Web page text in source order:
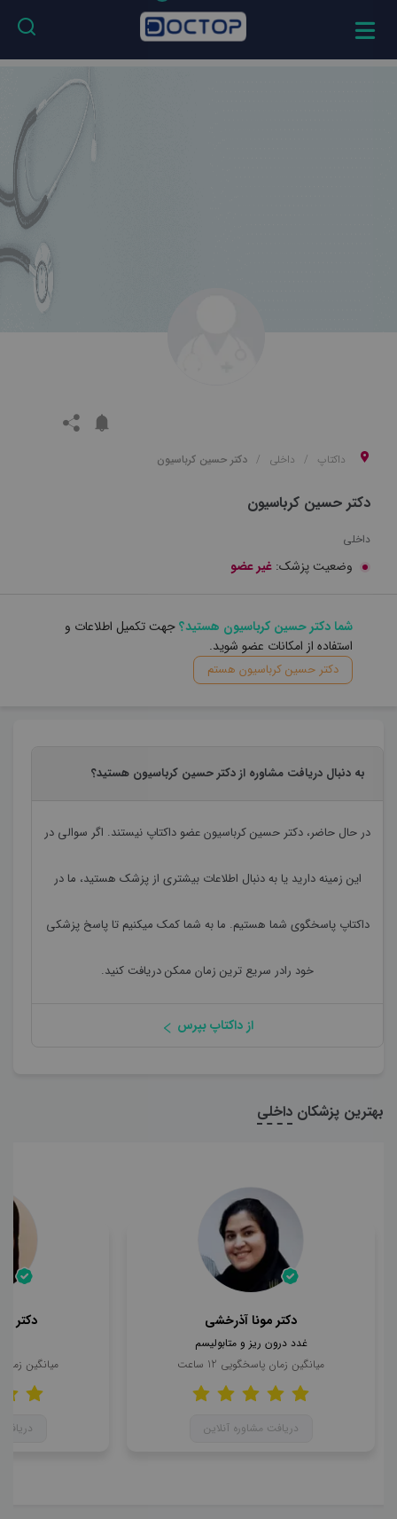
داکتاپ داخلی دکتر حسین کرباسیون
دکتر حسین کرباسیون
داخلی
وضعیت پزشک: غیر عضو
شما دکتر حسین کرباسیون هستید؟جهت تکمیل اطلاعات و
استفاده از امکانات عضو شوید.
دکتر حسین کرباسیون هستم
به دنبال دریافت مشاوره از دکتر حسین کرباسیون هستید؟
در حال حاضر، دکتر حسین کرباسیونعضو داکتاپ نیستند. اگر سوالی در
این زمینه دارید یا به دنبال اطلاعات بیشتری از پزشک هستید، ما در
داکتاپ پاسخگوی شما هستیم. ما به شما کمک میکنیم تا پاسخ پزشکی
خود رادر سریع ترین زمان ممکن دریافت کنید.
از داکتاپ بپرس
بهترین پزشکان داخلی
دکتر مونا آذرخشی
غدد درون ریز و متابولیسم
میانگین زمان پاسخگویی 12 ساعت
دریافت مشاوره آنلاین
دکتر
میانگین